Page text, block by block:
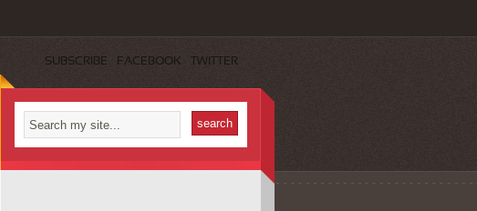
SUBSCRIBE FACEBOOK TWITTER